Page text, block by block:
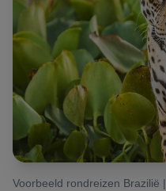
Voorbeeld rondreizen Brazilië